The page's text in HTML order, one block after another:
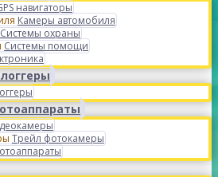
навигаторы
Камеры автомобиля
Системы охраны
Системы помощи
Трейл фотокамеры